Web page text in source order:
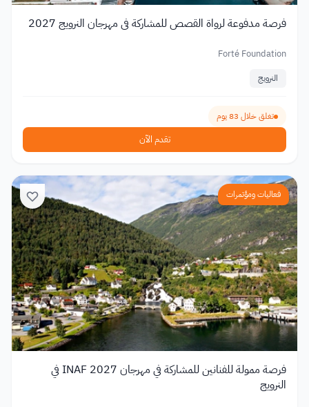
فرصة مدفوعة لرواة القصص للمشاركة في مهرجان النرويج 2027
Forté Foundation
النرويج
تغلق خلال 83 يوم
تقدم الآن
فعاليات ومؤتمرات
فرصة ممولة للفنانين للمشاركة في مهرجان INAF 2027 في
النرويج